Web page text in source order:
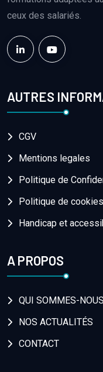
ceux des salariés.
AUTRES
CGV
Mentions legales
Politique de
Politique de cookies
Handicap et
A PROPOS
QUI SOMMES-
NOS ACTUALITÉS
CONTACT